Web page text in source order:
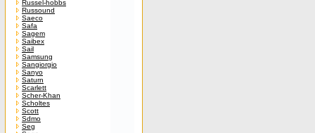
Russel-hobbs
Russound
Saeco
Safa
Sagem
Saibex
Sail
Samsung
Sangiorgio
Sanyo
Saturn
Scarlett
Scher-Khan
Scholtes
Scott
Sdmo
Seg